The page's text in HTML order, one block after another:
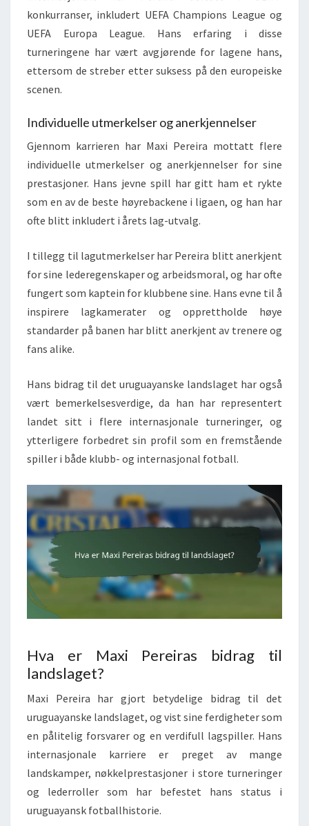
konkurranser, inkludert UEFA Champions League og
UEFA Europa League. Hans erfaring i disse
turneringene har vært avgjørende for lagene hans,
ettersom de streber etter suksess på den europeiske
scenen.
Individuelle utmerkelser og anerkjennelser
Gjennom karrieren har Maxi Pereira mottatt flere
individuelle utmerkelser og anerkjennelser for sine
prestasjoner. Hans jevne spill har gitt ham et rykte
som en av de beste høyrebackene i ligaen, og han har
ofte blitt inkludert i årets lag-utvalg.
I tillegg til lagutmerkelser har Pereira blitt anerkjent
for sine lederegenskaper og arbeidsmoral, og har ofte
fungert som kaptein for klubbene sine. Hans evne til å
inspirere lagkamerater og opprettholde høye
standarder på banen har blitt anerkjent av trenere og
fans alike.
Hans bidrag til det uruguayanske landslaget har også
vært bemerkelsesverdige, da han har representert
landet sitt i flere internasjonale turneringer, og
ytterligere forbedret sin profil som en fremstående
spiller i både klubb- og internasjonal fotball.
Hva er Maxi Pereiras bidrag til
landslaget?
Maxi Pereira har gjort betydelige bidrag til det
uruguayanske landslaget, og vist sine ferdigheter som
en pålitelig forsvarer og en verdifull lagspiller. Hans
internasjonale karriere er preget av mange
landskamper, nøkkelprestasjoner i store turneringer
og lederroller som har befestet hans status i
uruguayansk fotballhistorie.